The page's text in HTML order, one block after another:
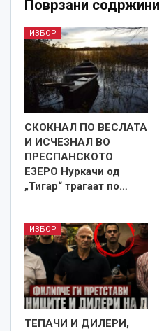
Поврзани содржини
ИЗБОР
СКОКНАЛ ПО ВЕСЛАТА
И ИСЧЕЗНАЛ ВО
ПРЕСПАНСКОТО
ЕЗЕРО Нуркачи од
„Тигар“ трагаат по…
ИЗБОР
TEПАЧИ И ДИЛЕРИ,